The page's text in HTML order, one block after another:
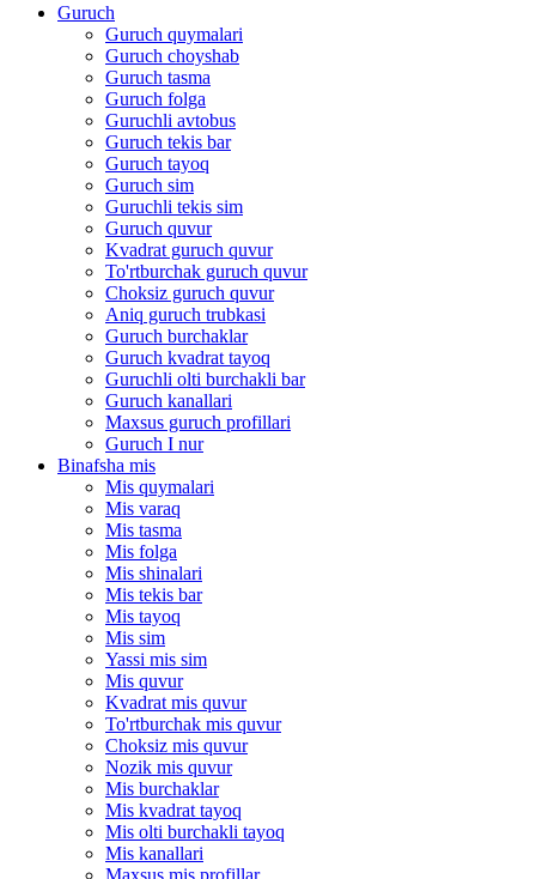
Guruch
Guruch quymalari
Guruch choyshab
Guruch tasma
Guruch folga
Guruchli avtobus
Guruch tekis bar
Guruch tayoq
Guruch sim
Guruchli tekis sim
Guruch quvur
Kvadrat guruch quvur
To'rtburchak guruch quvur
Choksiz guruch quvur
Aniq guruch trubkasi
Guruch burchaklar
Guruch kvadrat tayoq
Guruchli olti burchakli bar
Guruch kanallari
Maxsus guruch profillari
Guruch I nur
Binafsha mis
Mis quymalari
Mis varaq
Mis tasma
Mis folga
Mis shinalari
Mis tekis bar
Mis tayoq
Mis sim
Yassi mis sim
Mis quvur
Kvadrat mis quvur
To'rtburchak mis quvur
Choksiz mis quvur
Nozik mis quvur
Mis burchaklar
Mis kvadrat tayoq
Mis olti burchakli tayoq
Mis kanallari
Maxsus mis profillar